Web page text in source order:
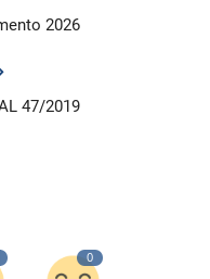
2026
47/2019
0